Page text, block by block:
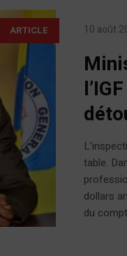
ARTICLE 10 août
table.
dollars
du